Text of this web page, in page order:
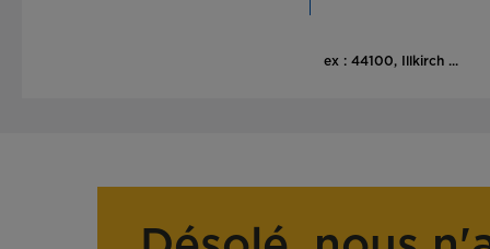
ex : 44100, Illkirch ...